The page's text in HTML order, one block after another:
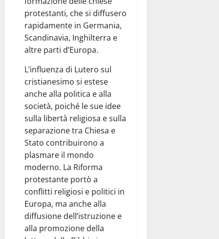
protestanti, che si diffusero
rapidamente in Germania,
Scandinavia, Inghilterra e
altre parti d’Europa.
L’influenza di Lutero sul
cristianesimo si estese
anche alla politica e alla
società, poiché le sue idee
sulla libertà religiosa e sulla
separazione tra Chiesa e
Stato contribuirono a
plasmare il mondo
moderno. La Riforma
protestante portò a
conflitti religiosi e politici in
Europa, ma anche alla
diffusione dell’istruzione e
alla promozione della